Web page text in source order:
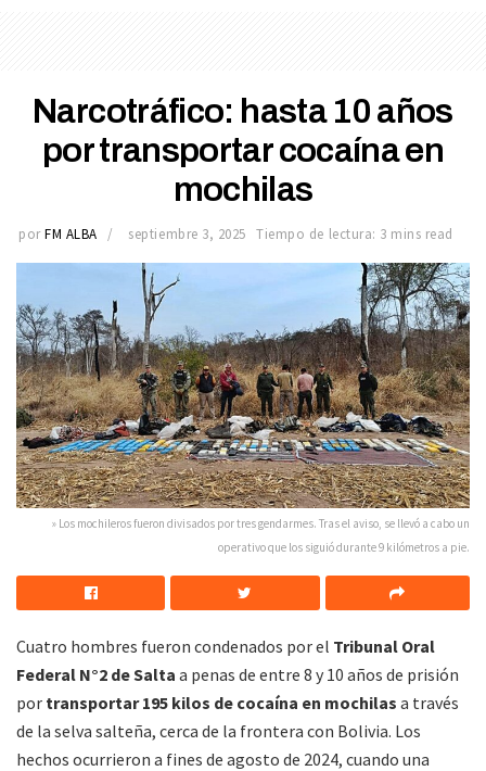
Narcotráfico: hasta 10 años
por transportar cocaína en
mochilas
por FM ALBA septiembre 3, 2025 Tiempo de lectura: 3 mins read
» Los mochileros fueron divisados por tres gendarmes. Tras el aviso, se llevó a cabo un
operativo que los siguió durante 9 kilómetros a pie.
Cuatro hombres fueron condenados por el Tribunal Oral
Federal N°2 de Salta a penas de entre 8 y 10 años de prisión
por transportar 195 kilos de cocaína en mochilas a través
de la selva salteña, cerca de la frontera con Bolivia. Los
hechos ocurrieron a fines de agosto de 2024, cuando una